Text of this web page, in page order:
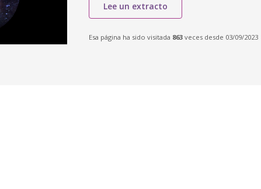
Lee un extracto
Esa página ha sido visitada 863 veces desde 03/09/2023